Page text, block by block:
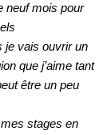
neuf mois pour
vais ouvrir un
que j’aime tant
être un peu
stages en